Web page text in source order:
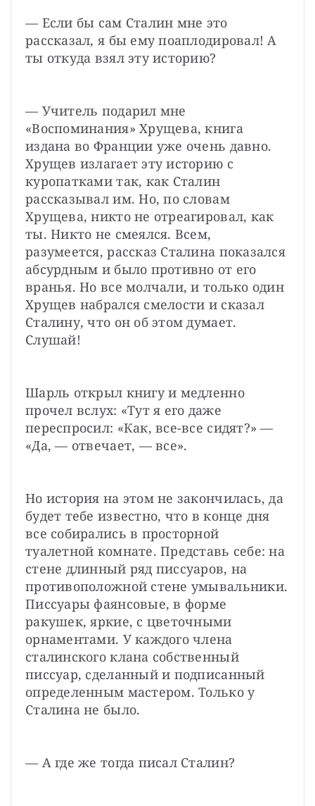
— Если бы сам Сталин мне это
рассказал, я бы ему поаплодировал! А
ты откуда взял эту историю?
— Учитель подарил мне
«Воспоминания» Хрущева, книга
издана во Франции уже очень давно.
Хрущев излагает эту историю с
куропатками так, как Сталин
рассказывал им. Но, по словам
Хрущева, никто не отреагировал, как
ты. Никто не смеялся. Всем,
разумеется, рассказ Сталина показался
абсурдным и было противно от его
вранья. Но все молчали, и только один
Хрущев набрался смелости и сказал
Сталину, что он об этом думает.
Слушай!
Шарль открыл книгу и медленно
прочел вслух: «Тут я его даже
переспросил: «Как, все-все сидят?» —
«Да, — отвечает, — все».
Но история на этом не закончилась, да
будет тебе известно, что в конце дня
все собирались в просторной
туалетной комнате. Представь себе: на
стене длинный ряд писсуаров, на
противоположной стене умывальники.
Писсуары фаянсовые, в форме
ракушек, яркие, с цветочными
орнаментами. У каждого члена
сталинского клана собственный
писсуар, сделанный и подписанный
определенным мастером. Только у
Сталина не было.
— А где же тогда писал Сталин?